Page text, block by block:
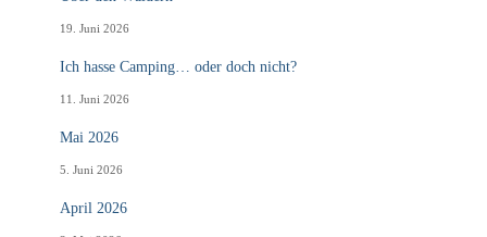
19. Juni 2026
Ich hasse Camping… oder doch nicht?
11. Juni 2026
Mai 2026
5. Juni 2026
April 2026